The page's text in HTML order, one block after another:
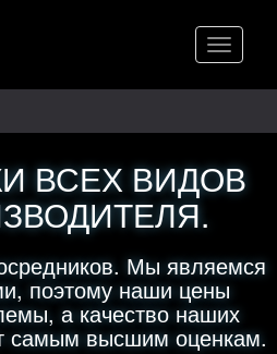
Меню
ВСЕХ ВИДОВ
Мы являемся
поэтому наши цены
а качество наших
самым высшим оценкам.